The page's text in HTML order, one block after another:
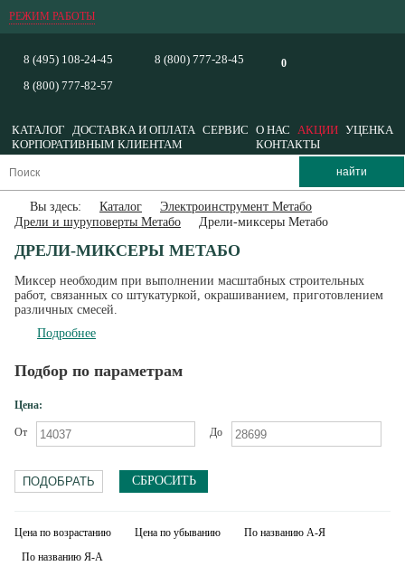
РЕЖИМ РАБОТЫ
0
8 (495) 108-24-45
8 (800) 777-82-57
8 (800) 777-28-45
КАТАЛОГ ДОСТАВКА И ОПЛАТА СЕРВИС О НАС АКЦИИ УЦЕНКА
КОРПОРАТИВНЫМ КЛИЕНТАМ
КОНТАКТЫ
Вы здесь: Каталог
Электроинструмент Метабо
Дрели и шуруповерты Метабо
Дрели-миксеры Метабо
ДРЕЛИ-МИКСЕРЫ МЕТАБО
Миксер необходим при выполнении масштабных строительных
работ, связанных со штукатуркой, окрашиванием, приготовлением
различных смесей.
Подробнее
Подбор по параметрам
Цена:
От До
СБРОСИТЬ
Цена по возрастанию Цена по убыванию
По названию А-Я
По названию Я-А